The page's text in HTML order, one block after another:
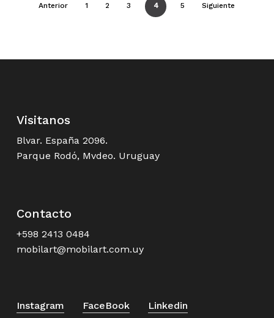
Anterior 1 2 3 4 5 Siguiente
Visitanos
Blvar. España 2096.
Parque Rodó, Mvdeo. Uruguay
Contacto
+598 2413 0484
mobilart@mobilart.com.uy
Instagram FaceBook Linkedin